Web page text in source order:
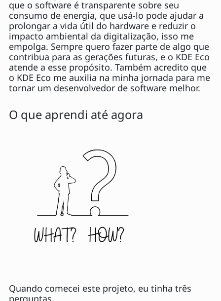
que o software é transparente sobre seu
consumo de energia, que usá-lo pode ajudar a
prolongar a vida útil do hardware e reduzir o
impacto ambiental da digitalização, isso me
empolga. Sempre quero fazer parte de algo que
contribua para as gerações futuras, e o KDE Eco
atende a esse propósito. Também acredito que
o KDE Eco me auxilia na minha jornada para me
tornar um desenvolvedor de software melhor.
O que aprendi até agora
Quando comecei este projeto, eu tinha três
perguntas.